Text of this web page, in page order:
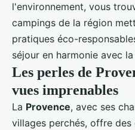
l'environnement, vous
campings de la région
pratiques éco-
séjour en harmonie avec
Les perles de
vues imprenables
La Provence, avec ses
villages perchés, offre des